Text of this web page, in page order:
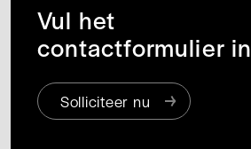
Vul het
contactformulier in
Solliciteer nu